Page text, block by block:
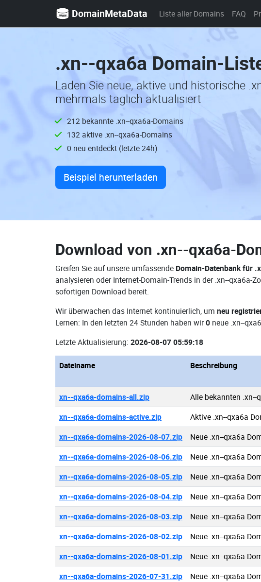
DomainMetaData Liste aller Domains FAQ
.xn--qxa6a Domain-
Laden Sie neue, aktive und historische
mehrmals täglich aktualisiert
212 bekannte .xn--qxa6a-Domains
132 aktive .xn--qxa6a-Domains
0 neu entdeckt (letzte 24h)
Beispiel herunterladen
Download von .xn--qxa6a-
Greifen Sie auf unsere umfassende Domain-Datenbank für
analysieren oder Internet-Domain-Trends in der .xn--
sofortigen Download bereit.
Wir überwachen das Internet kontinuierlich, um neu
Lernen: In den letzten 24 Stunden haben wir0 neue .xn--
Letzte Aktualisierung: 2026-08-07 05:59:18
Dateiname Beschreibung
xn--qxa6a-domains-all.zip Alle bekannten .xn--
xn--qxa6a-domains-active.zip Aktive .xn--qxa6a
xn--qxa6a-domains-2026-08-07.zip Neue .xn--qxa6a
xn--qxa6a-domains-2026-08-06.zip Neue .xn--qxa6a
xn--qxa6a-domains-2026-08-05.zip Neue .xn--qxa6a
xn--qxa6a-domains-2026-08-04.zip Neue .xn--qxa6a
xn--qxa6a-domains-2026-08-03.zip Neue .xn--qxa6a
xn--qxa6a-domains-2026-08-02.zip Neue .xn--qxa6a
xn--qxa6a-domains-2026-08-01.zip Neue .xn--qxa6a
xn--qxa6a-domains-2026-07-31.zip Neue .xn--qxa6a